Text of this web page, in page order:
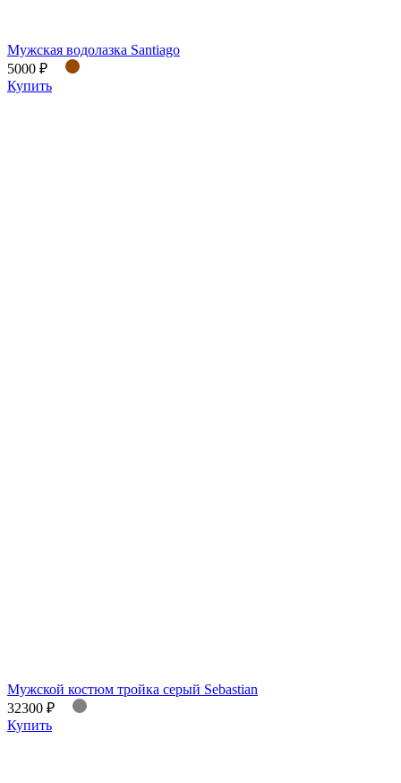
Мужская водолазка Santiago
5000 ₽
Купить
Мужской костюм тройка серый Sebastian
32300 ₽
Купить